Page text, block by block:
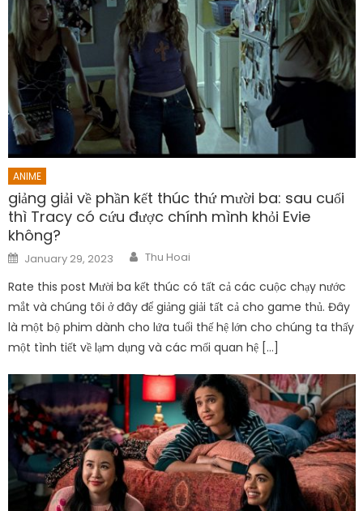
ANIME
giảng giải về phần kết thúc thứ mười ba: sau cuối
thì Tracy có cứu được chính mình khỏi Evie
không?
Posted
on
January 29, 2023 Author
Thu Hoai
Rate this post Mười ba kết thúc có tất cả các cuộc chạy nước
mắt và chúng tôi ở đây để giảng giải tất cả cho game thủ. Đây
là một bộ phim dành cho lứa tuổi thế hệ lớn cho chúng ta thấy
một tình tiết về lạm dụng và các mối quan hệ […]